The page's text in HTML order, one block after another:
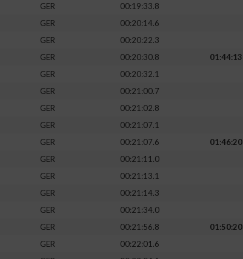
GER
00:19:33.8
GER
00:20:14.6
GER
00:20:22.3
GER 00:20:30.8
01:44:13
GER
00:20:32.1
GER
00:21:00.7
GER
00:21:02.8
GER
00:21:07.1
GER 00:21:07.6
01:46:20
GER
00:21:11.0
GER
00:21:13.1
GER
00:21:14.3
GER
00:21:34.0
GER 00:21:56.8
01:50:20
GER
00:22:01.6